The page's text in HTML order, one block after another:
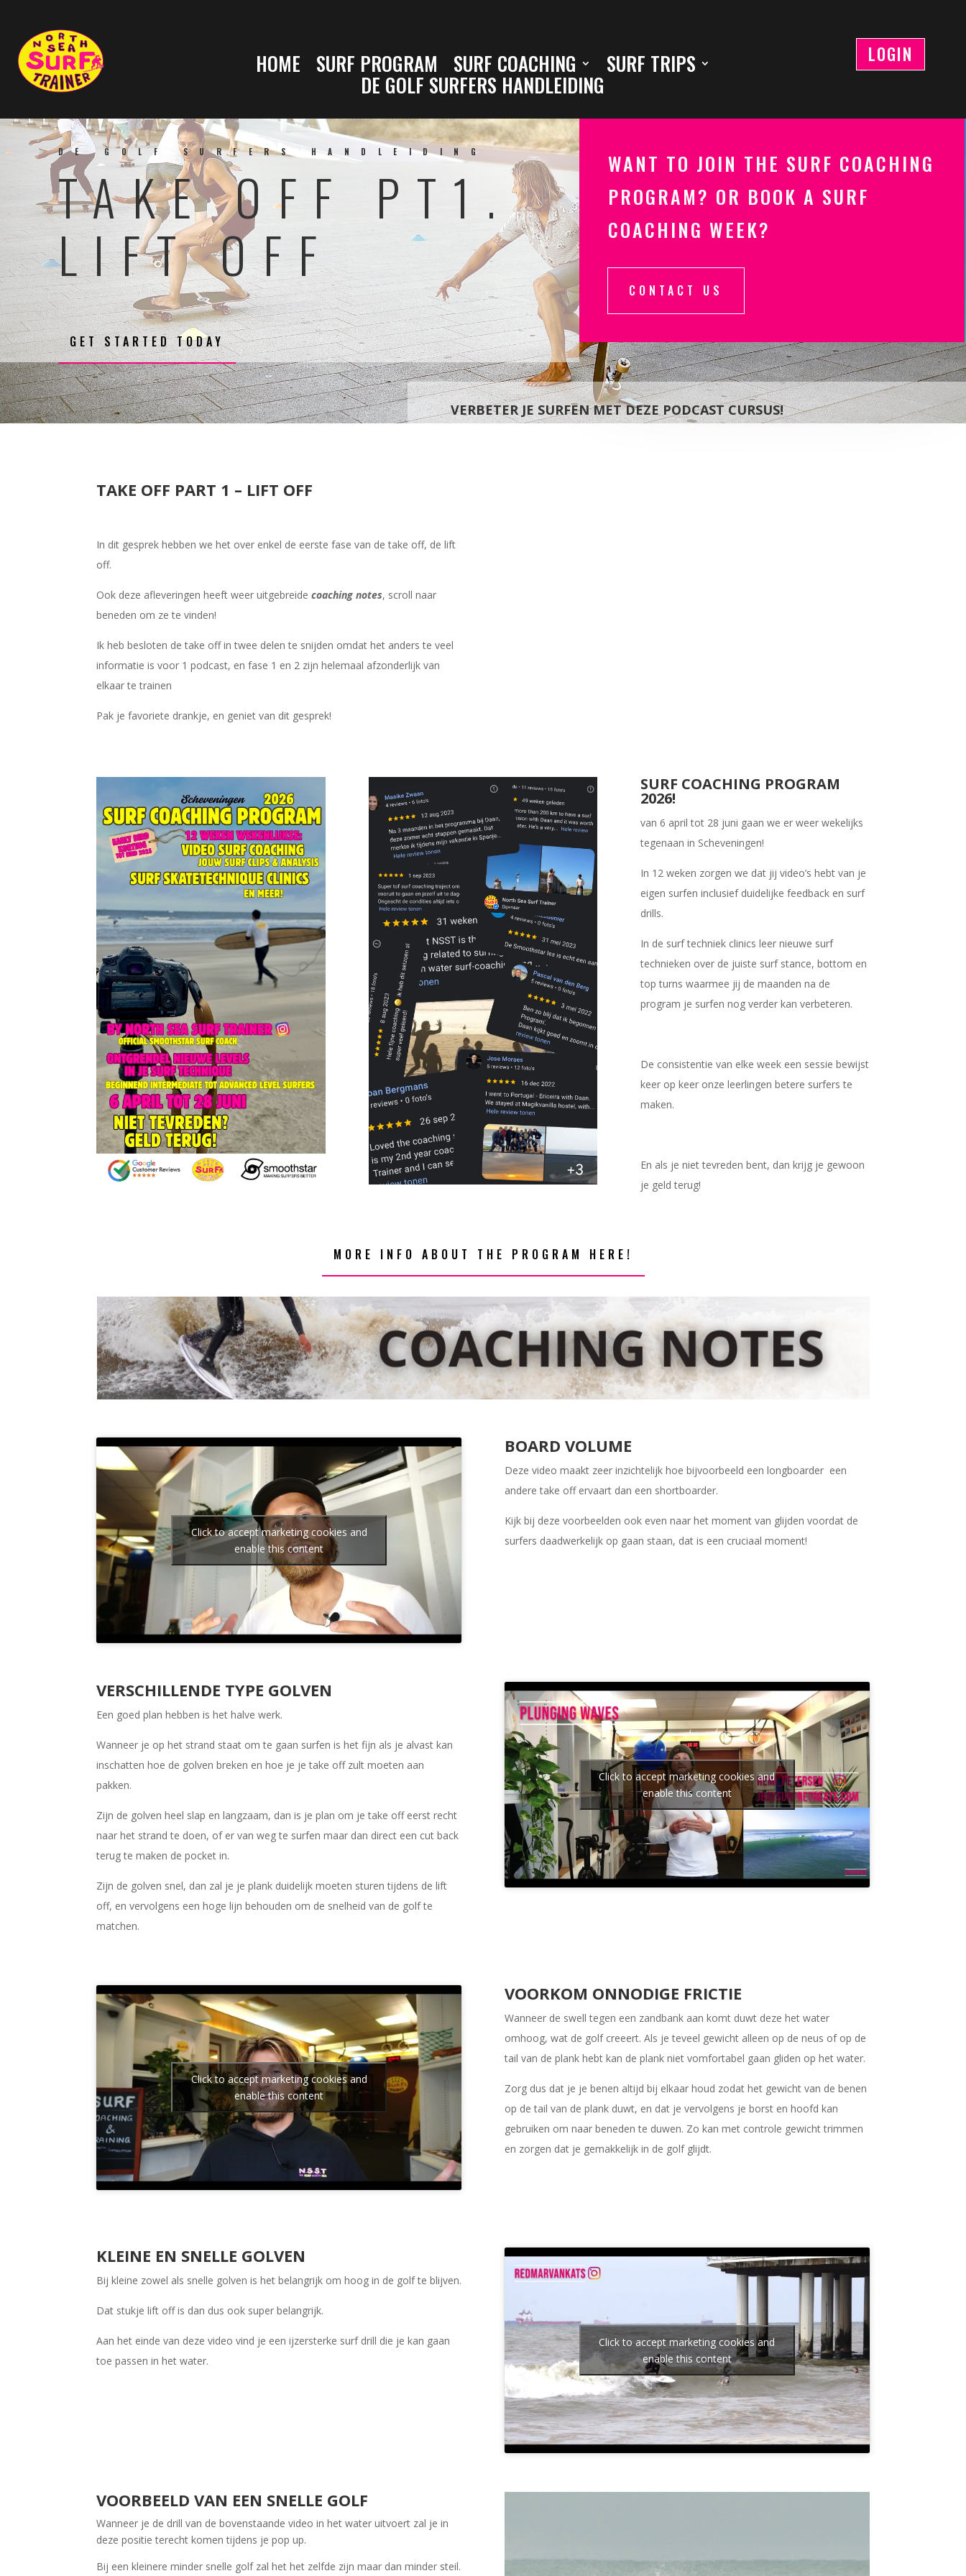
HOME SURF PROGRAM SURF COACHING SURF TRIPS
DE GOLF SURFERS HANDLEIDING
LOGIN
DE GOLF SURFERS HANDLEIDING
TAKE OFF PT1.
LIFT OFF
GET STARTED TODAY
WANT TO JOIN THE SURF COACHING
PROGRAM? OR BOOK A SURF
COACHING WEEK?
CONTACT US
VERBETER JE SURFEN MET DEZE PODCAST CURSUS!
TAKE OFF PART 1 – LIFT OFF
In dit gesprek hebben we het over enkel de eerste fase van de take off, de lift
off.
Ook deze afleveringen heeft weer uitgebreidecoaching notes, scroll naar
beneden om ze te vinden!
Ik heb besloten de take off in twee delen te snijden omdat het anders te veel
informatie is voor 1 podcast, en fase 1 en 2 zijn helemaal afzonderlijk van
elkaar te trainen
Pak je favoriete drankje, en geniet van dit gesprek!
SURF COACHING PROGRAM
2026!
van 6 april tot 28 juni gaan we er weer wekelijks
tegenaan in Scheveningen!
In 12 weken zorgen we dat jij video’s hebt van je
eigen surfen inclusief duidelijke feedback en surf
drills.
In de surf techniek clinics leer nieuwe surf
technieken over de juiste surf stance, bottom en
top turns waarmee jij de maanden na de
program je surfen nog verder kan verbeteren.
De consistentie van elke week een sessie bewijst
keer op keer onze leerlingen betere surfers te
maken.
En als je niet tevreden bent, dan krijg je gewoon
je geld terug!
MORE INFO ABOUT THE PROGRAM HERE!
Click to accept marketing cookies and
enable this content
BOARD VOLUME
Deze video maakt zeer inzichtelijk hoe bijvoorbeeld een longboarder een
andere take off ervaart dan een shortboarder.
Kijk bij deze voorbeelden ook even naar het moment van glijden voordat de
surfers daadwerkelijk op gaan staan, dat is een cruciaal moment!
VERSCHILLENDE TYPE GOLVEN
Een goed plan hebben is het halve werk.
Wanneer je op het strand staat om te gaan surfen is het fijn als je alvast kan
inschatten hoe de golven breken en hoe je je take off zult moeten aan
pakken.
Zijn de golven heel slap en langzaam, dan is je plan om je take off eerst recht
naar het strand te doen, of er van weg te surfen maar dan direct een cut back
terug te maken de pocket in.
Zijn de golven snel, dan zal je je plank duidelijk moeten sturen tijdens de lift
off, en vervolgens een hoge lijn behouden om de snelheid van de golf te
matchen.
Click to accept marketing cookies and
enable this content
Click to accept marketing cookies and
enable this content
VOORKOM ONNODIGE FRICTIE
Wanneer de swell tegen een zandbank aan komt duwt deze het water
omhoog, wat de golf creeert. Als je teveel gewicht alleen op de neus of op de
tail van de plank hebt kan de plank niet vomfortabel gaan gliden op het water.
Zorg dus dat je je benen altijd bij elkaar houd zodat het gewicht van de benen
op de tail van de plank duwt, en dat je vervolgens je borst en hoofd kan
gebruiken om naar beneden te duwen. Zo kan met controle gewicht trimmen
en zorgen dat je gemakkelijk in de golf glijdt.
KLEINE EN SNELLE GOLVEN
Bij kleine zowel als snelle golven is het belangrijk om hoog in de golf te blijven.
Dat stukje lift off is dan dus ook super belangrijk.
Aan het einde van deze video vind je een ijzersterke surf drill die je kan gaan
toe passen in het water.
Click to accept marketing cookies and
enable this content
VOORBEELD VAN EEN SNELLE GOLF
Wanneer je de drill van de bovenstaande video in het water uitvoert zal je in
deze positie terecht komen tijdens je pop up.
Bij een kleinere minder snelle golf zal het het zelfde zijn maar dan minder steil.